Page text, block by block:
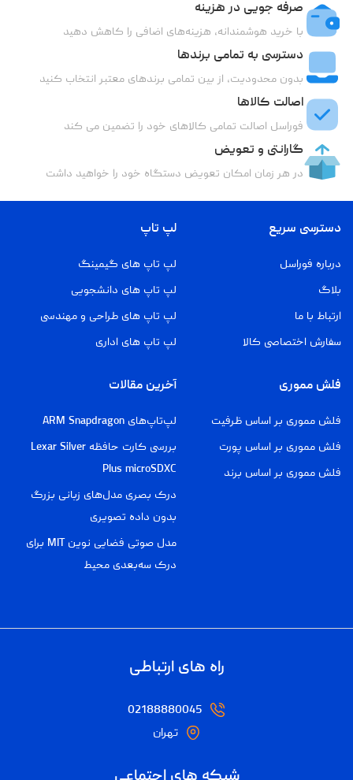
صرفه جویی در هزینه
با خرید هوشمندانه، هزینه‌های اضافی را کاهش دهید
دسترسی به تمامی برندها
بدون محدودیت، از بین تمامی برندهای معتبر انتخاب کنید
اصالت کالاها
فوراسل اصالت تمامی کالاهای خود را تضمین می کند
گارانتی و تعویض
در هر زمان امکان تعویض دستگاه خود را خواهید داشت
دسترسی سریع
درباره فوراسل
بلاگ
ارتباط با ما
سفارش اختصاصی کالا
لپ تاپ
لپ تاپ های گیمینگ
لپ تاپ های دانشجویی
لپ تاپ های طراحی و مهندسی
لپ تاپ های اداری
فلش مموری
فلش مموری بر اساس ظرفیت
فلش مموری بر اساس پورت
فلش مموری بر اساس برند
آخرین مقالات
لپ‌تاپ‌های ARM Snapdragon
بررسی کارت حافظه Lexar Silver
Plus microSDXC
درک بصری مدل‌های زبانی بزرگ
بدون داده تصویری
مدل صوتی فضایی نوین MIT برای
درک سه‌بعدی محیط
راه های ارتباطی
02188880045
تهران